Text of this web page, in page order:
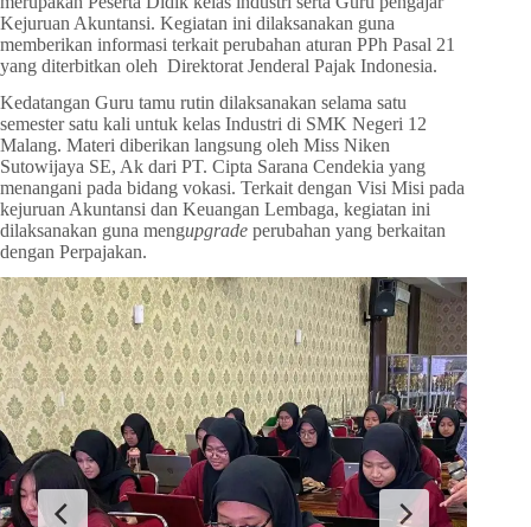
Kejuruan Akuntansi. Kegiatan ini dilaksanakan guna
memberikan informasi terkait perubahan aturan PPh Pasal 21
yang diterbitkan oleh Direktorat Jenderal Pajak Indonesia.
Kedatangan Guru tamu rutin dilaksanakan selama satu
semester satu kali untuk kelas Industri di SMK Negeri 12
Malang. Materi diberikan langsung oleh Miss Niken
Sutowijaya SE, Ak dari PT. Cipta Sarana Cendekia yang
menangani pada bidang vokasi. Terkait dengan Visi Misi pada
kejuruan Akuntansi dan Keuangan Lembaga, kegiatan ini
dilaksanakan guna mengupgrade perubahan yang berkaitan
dengan Perpajakan.